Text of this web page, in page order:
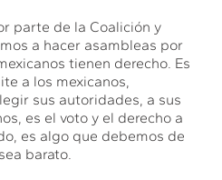
parte de la Coalición y
a hacer asambleas por
tienen derecho. Es
a los mexicanos,
sus autoridades, a sus
es el voto y el derecho a
es algo que debemos de
barato.